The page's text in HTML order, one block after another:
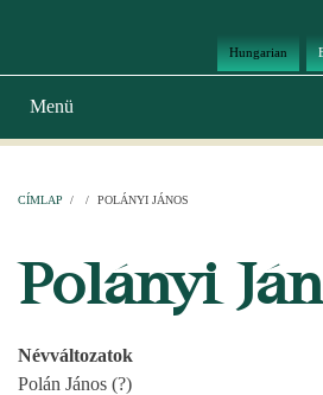
Hungarian
Main
navigation
Menü
CÍMLAP / / POLÁNYI JÁNOS
Polányi
Névváltozatok
Polán János (?)